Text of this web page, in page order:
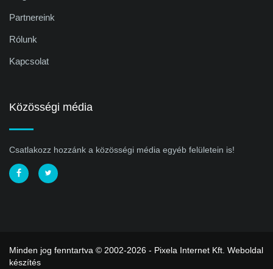
Partnereink
Rólunk
Kapcsolat
Közösségi média
Csatlakozz hozzánk a közösségi média egyéb felületein is!
Minden jog fenntartva © 2002-2026 - Pixela Internet Kft. Weboldal
készítés